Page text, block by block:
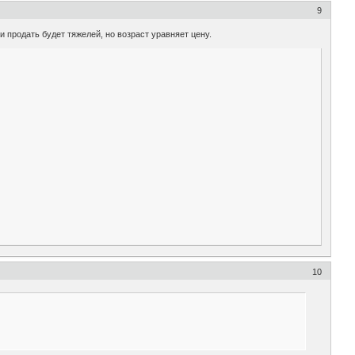
9
будет тяжелей, но возраст уравняет цену.
10